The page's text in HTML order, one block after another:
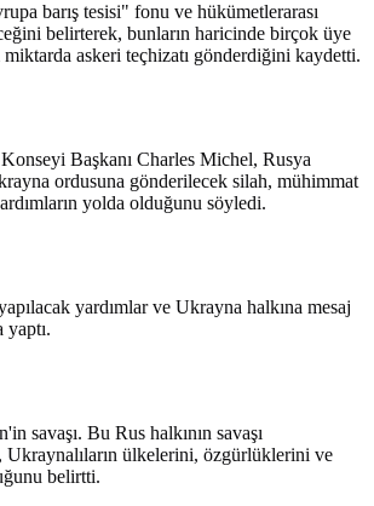
barış tesisi" fonu ve hükümetlerarası
belirterek, bunların haricinde birçok üye
askeri teçhizatı gönderdiğini kaydetti.
Başkanı Charles Michel, Rusya
ordusuna gönderilecek silah, mühimmat
yolda olduğunu söyledi.
yardımlar ve Ukrayna halkına mesaj
yaptı.
savaşı. Bu Rus halkının savaşı
ülkelerini, özgürlüklerini ve
belirtti.